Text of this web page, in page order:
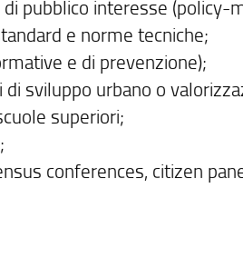
pubblico interesse (policy-
e norme tecniche;
e di prevenzione);
sviluppo urbano o
superiori;
conferences, citizen